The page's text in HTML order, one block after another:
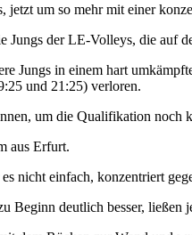
jetzt um so mehr mit einer
Jungs der LE-Volleys, die auf
Jungs in einem hart
und 21:25) verloren.
um die Qualifikation noch
aus Erfurt.
nicht einfach, konzentriert
Beginn deutlich besser,